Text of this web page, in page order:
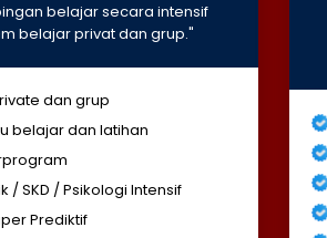
belajar secara intensif
belajar privat dan grup."
dan grup
belajar dan latihan
/ SKD / Psikologi Intensif
Prediktif